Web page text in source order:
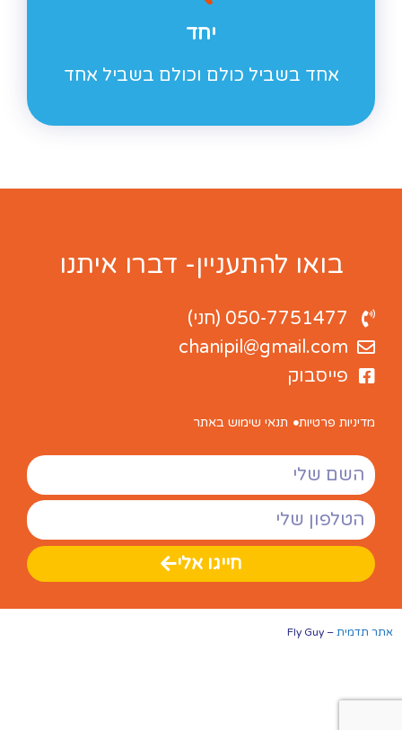
יחד
אחד בשביל כולם וכולם בשביל אחד
בואו להתעניין- דברו איתנו
050-7751477 (חני)
chanipil@gmail.com
פייסבוק
מדיניות פרטיות תנאי שימוש באתר
חייגו אלי
אתר תדמית – Fly Guy